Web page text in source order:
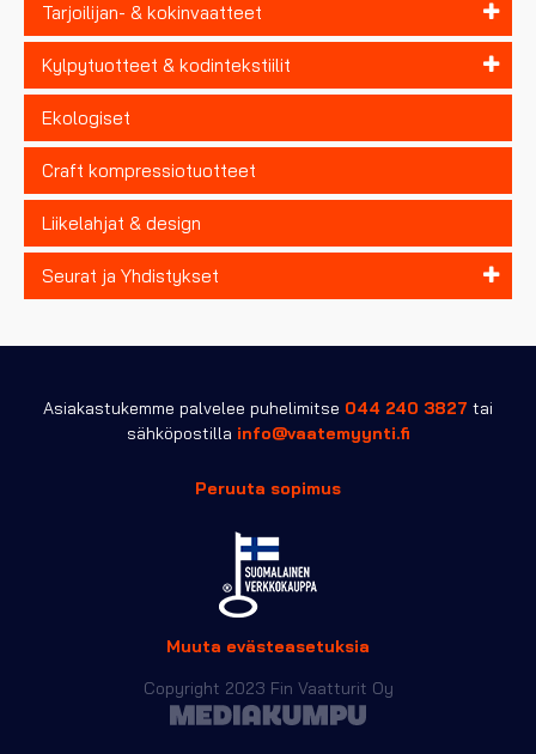
Tarjoilijan- & kokinvaatteet
Kylpytuotteet & kodintekstiilit
Ekologiset
Craft kompressiotuotteet
Liikelahjat & design
Seurat ja Yhdistykset
Asiakastukemme palvelee puhelimitse 044 240 3827 tai
sähköpostilla info@vaatemyynti.fi
Peruuta sopimus
Muuta evästeasetuksia
Copyright 2023 Fin Vaatturit Oy